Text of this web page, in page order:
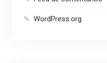
WordPress.org